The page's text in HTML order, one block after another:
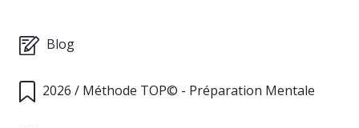
Blog
2026 / Méthode TOP© - Préparation Mentale